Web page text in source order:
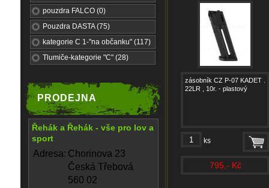
pouzdra FALCO (0)
Pouzdra DASTA (75)
kategorie C 1-"na občanku" (117)
Tlumiče-kategorie "C" (28)
PRODEJNA
Řehák a Řehák - vše pro lov a
sport
Adresa: Chorinova 23
Česká Třebová
560 02
zásobník CZ P-07 KADET .
22LR , 10r. - plastový
ks
795,- Kč